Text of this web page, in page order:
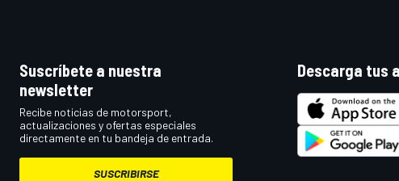
Suscríbete a nuestra
newsletter
Recibe noticias de motorsport,
actualizaciones y ofertas especiales
directamente en tu bandeja de entrada.
SUSCRIBIRSE
Descarga tus